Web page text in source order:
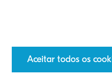
Aceitar todos os